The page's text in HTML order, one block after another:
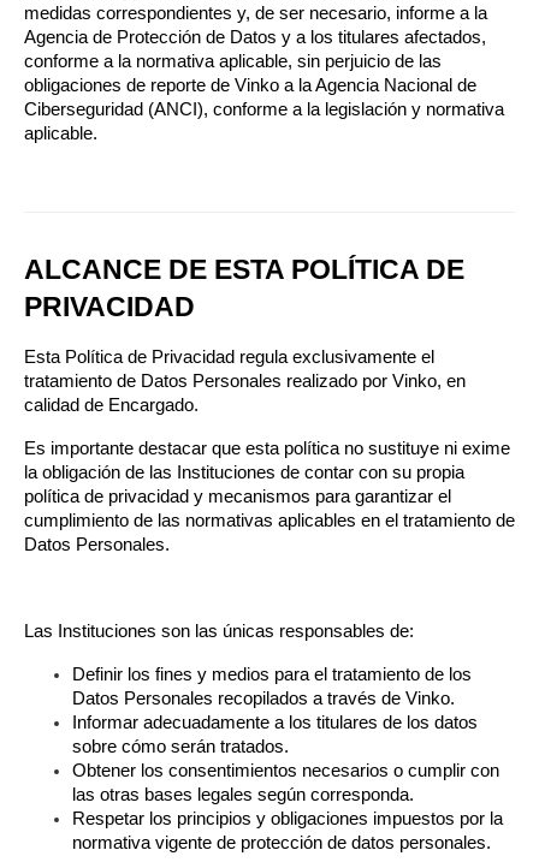
medidas correspondientes y, de ser necesario, informe a la
Agencia de Protección de Datos y a los titulares afectados,
conforme a la normativa aplicable, sin perjuicio de las
obligaciones de reporte de Vinko a la Agencia Nacional de
Ciberseguridad (ANCI), conforme a la legislación y normativa
aplicable.
ALCANCE DE ESTA POLÍTICA DE
PRIVACIDAD
Esta Política de Privacidad regula exclusivamente el
tratamiento de Datos Personales realizado por Vinko, en
calidad de Encargado.
Es importante destacar que esta política no sustituye ni exime
la obligación de las Instituciones de contar con su propia
política de privacidad y mecanismos para garantizar el
cumplimiento de las normativas aplicables en el tratamiento de
Datos Personales.
Las Instituciones son las únicas responsables de:
Definir los fines y medios para el tratamiento de los
Datos Personales recopilados a través de Vinko.
Informar adecuadamente a los titulares de los datos
sobre cómo serán tratados.
Obtener los consentimientos necesarios o cumplir con
las otras bases legales según corresponda.
Respetar los principios y obligaciones impuestos por la
normativa vigente de protección de datos personales.